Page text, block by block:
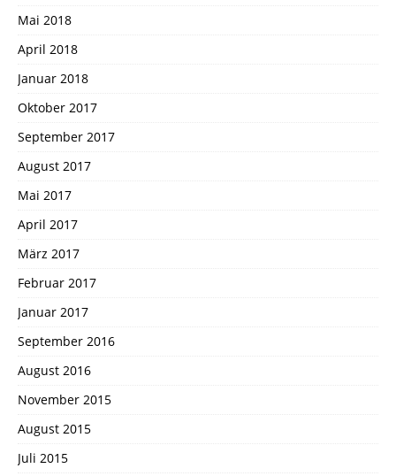
Mai 2018
April 2018
Januar 2018
Oktober 2017
September 2017
August 2017
Mai 2017
April 2017
März 2017
Februar 2017
Januar 2017
September 2016
August 2016
November 2015
August 2015
Juli 2015